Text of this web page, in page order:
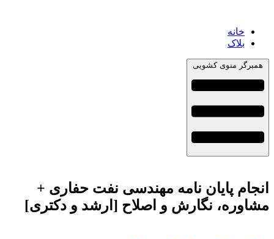
خانه
بلاک
همبرگر منوی کشویی
انجام پایان نامه مهندسی نفت حفاری +
مشاوره، نگارش و اصلاح [ارشد و دکتری]